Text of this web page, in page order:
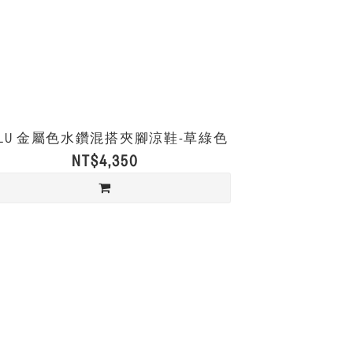
金屬色水鑽混搭夾腳涼鞋-草綠色
NT$4,350